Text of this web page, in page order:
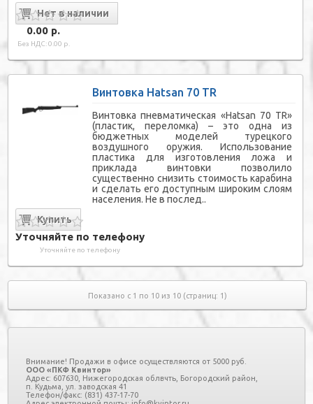
0.00 р.
Без НДС: 0.00 р.
Винтовка Hatsan 70 TR
Винтовка пневматическая «Hatsan 70 TR»
(пластик, переломка) – это одна из
бюджетных моделей турецкого
воздушного оружия. Использование
пластика для изготовления ложа и
приклада винтовки позволило
существенно снизить стоимость карабина
и сделать его доступным широким слоям
населения. Не в послед..
Уточняйте по телефону
Уточняйте по телефону
Показано с 1 по 10 из 10 (страниц: 1)
Внимание! Продажи в офисе осуществляются от 5000 руб.
ООО «ПКФ Квинтор»
Адрес: 607630, Нижегородская облвчть, Богородский район,
п. Кудьма, ул. заводская 41
Телефон/факс: (831) 437-17-70